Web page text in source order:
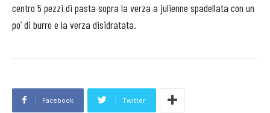
centro 5 pezzi di pasta sopra la verza a julienne spadellata con un
po’ di burro e la verza disidratata.
Facebook Twitter